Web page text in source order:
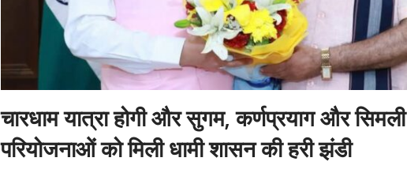
चारधाम यात्रा होगी और सुगम, कर्णप्रयाग और
परियोजनाओं को मिली धामी शासन की हरी झंडी